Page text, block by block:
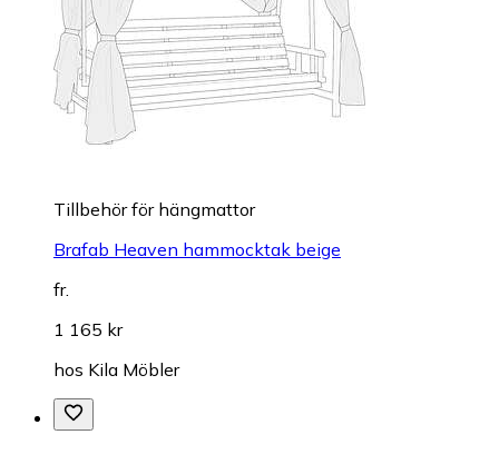
Tillbehör för hängmattor
Brafab Heaven hammocktak beige
fr.
1 165 kr
hos Kila Möbler